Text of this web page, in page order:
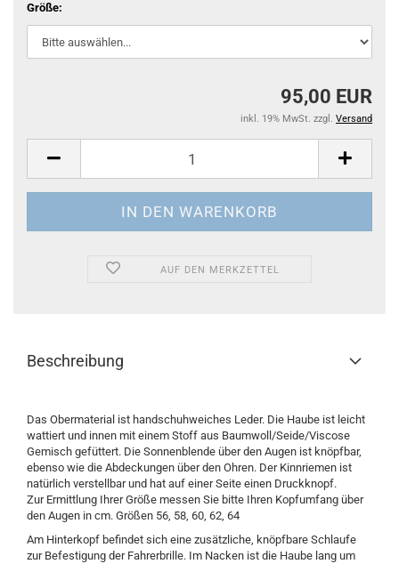
Größe:
95,00 EUR
inkl. 19% MwSt. zzgl. Versand
AUF DEN MERKZETTEL
Beschreibung
Das Obermaterial ist handschuhweiches Leder. Die Haube ist leicht
wattiert und innen mit einem Stoff aus Baumwoll/Seide/Viscose
Gemisch gefüttert. Die Sonnenblende über den Augen ist knöpfbar,
ebenso wie die Abdeckungen über den Ohren. Der Kinnriemen ist
natürlich verstellbar und hat auf einer Seite einen Druckknopf.
Zur Ermittlung Ihrer Größe messen Sie bitte Ihren Kopfumfang über
den Augen in cm. Größen 56, 58, 60, 62, 64
Am Hinterkopf befindet sich eine zusätzliche, knöpfbare Schlaufe
zur Befestigung der Fahrerbrille. Im Nacken ist die Haube lang um